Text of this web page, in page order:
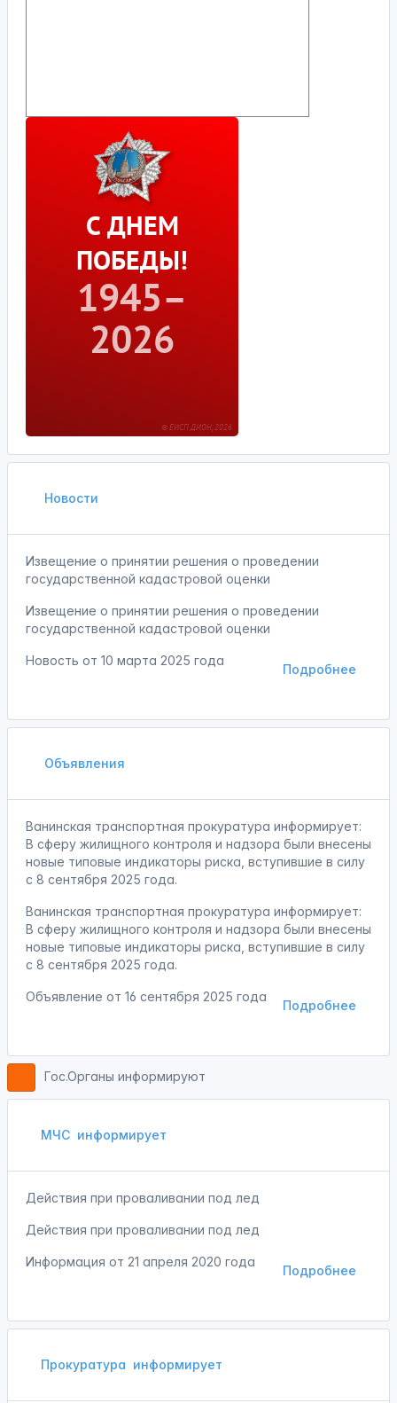
Новости
Извещение о принятии решения о проведении
государственной кадастровой оценки
Извещение о принятии решения о проведении
государственной кадастровой оценки
Подробнее
Новость от 10 марта 2025 года
Объявления
Ванинская транспортная прокуратура информирует:
В сферу жилищного контроля и надзора были внесены
новые типовые индикаторы риска, вступившие в силу
с 8 сентября 2025 года.
Ванинская транспортная прокуратура информирует:
В сферу жилищного контроля и надзора были внесены
новые типовые индикаторы риска, вступившие в силу
с 8 сентября 2025 года.
Подробнее
Объявление от 16 сентября 2025 года
Гос.Органы информируют
МЧС информирует
Действия при проваливании под лед
Действия при проваливании под лед
Подробнее
Информация от 21 апреля 2020 года
Прокуратура информирует